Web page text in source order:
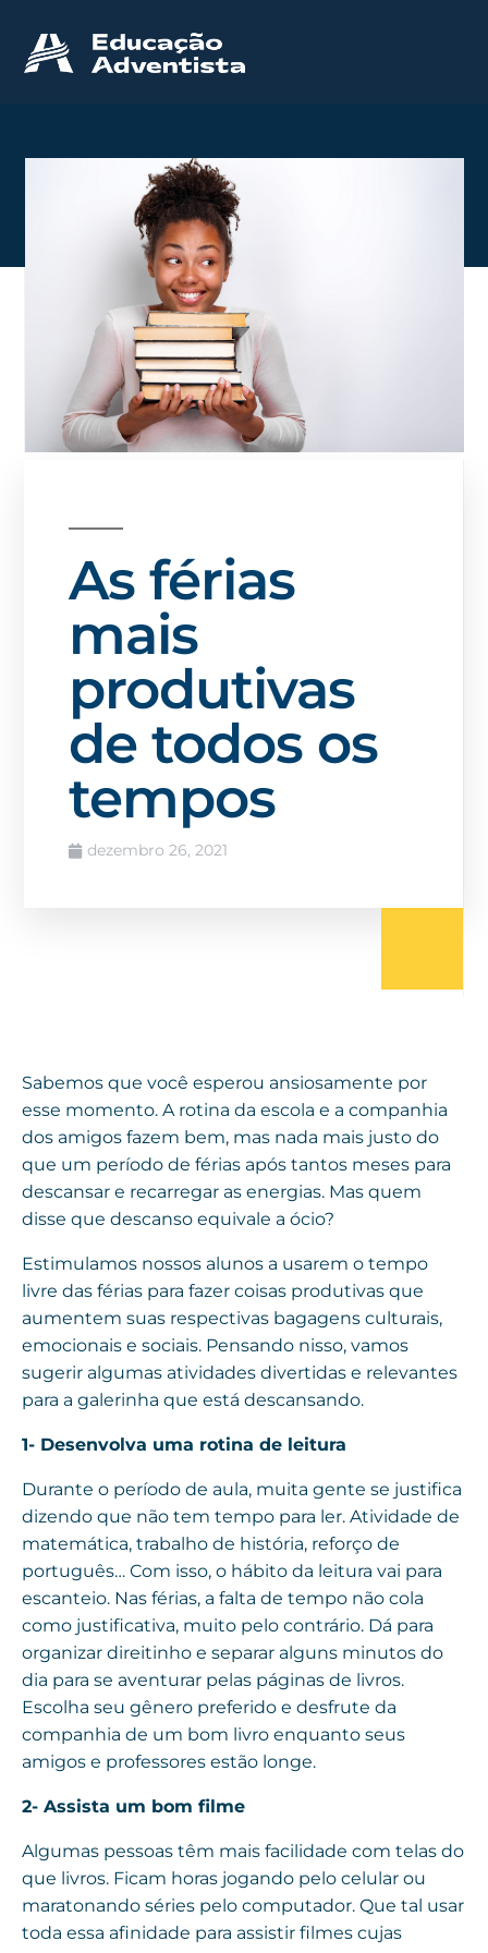
As férias
mais
produtivas
de todos os
tempos
dezembro 26, 2021
Sabemos que você esperou ansiosamente por
esse momento. A rotina da escola e a companhia
dos amigos fazem bem, mas nada mais justo do
que um período de férias após tantos meses para
descansar e recarregar as energias. Mas quem
disse que descanso equivale a ócio?
Estimulamos nossos alunos a usarem o tempo
livre das férias para fazer coisas produtivas que
aumentem suas respectivas bagagens culturais,
emocionais e sociais. Pensando nisso, vamos
sugerir algumas atividades divertidas e relevantes
para a galerinha que está descansando.
1- Desenvolva uma rotina de leitura
Durante o período de aula, muita gente se justifica
dizendo que não tem tempo para ler. Atividade de
matemática, trabalho de história, reforço de
português… Com isso, o hábito da leitura vai para
escanteio. Nas férias, a falta de tempo não cola
como justificativa, muito pelo contrário. Dá para
organizar direitinho e separar alguns minutos do
dia para se aventurar pelas páginas de livros.
Escolha seu gênero preferido e desfrute da
companhia de um bom livro enquanto seus
amigos e professores estão longe.
2- Assista um bom filme
Algumas pessoas têm mais facilidade com telas do
que livros. Ficam horas jogando pelo celular ou
maratonando séries pelo computador. Que tal usar
toda essa afinidade para assistir filmes cujas